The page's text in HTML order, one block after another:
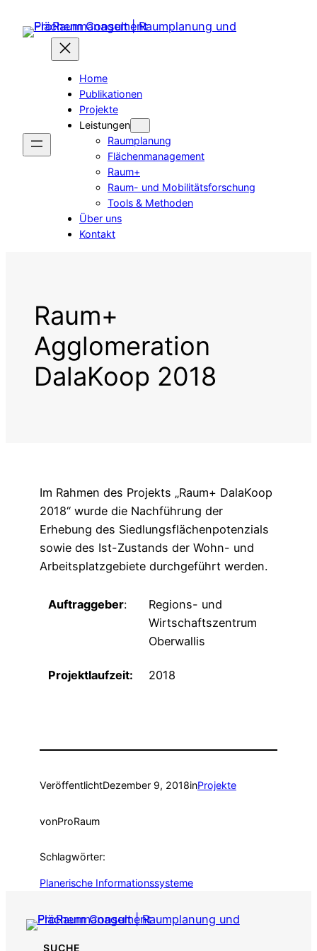
Inhalt
Home
Publikationen
Projekte
Leistungen
Raumplanung
Flächenmanagement
Raum+
Raum- und Mobilitätsforschung
Tools & Methoden
Über uns
Kontakt
Raum+
Agglomeration
DalaKoop 2018
Im Rahmen des Projekts „Raum+ DalaKoop
2018“ wurde die Nachführung der
Erhebung des Siedlungsflächenpotenzials
sowie des Ist-Zustands der Wohn- und
Arbeitsplatzgebiete durchgeführt werden.
Auftraggeber:
Regions- und
Wirtschaftszentrum
Oberwallis
Projektlaufzeit: 2018
VeröffentlichtDezember 9, 2018inProjekte
vonProRaum
Schlagwörter:
Planerische Informationssysteme
SUCHE